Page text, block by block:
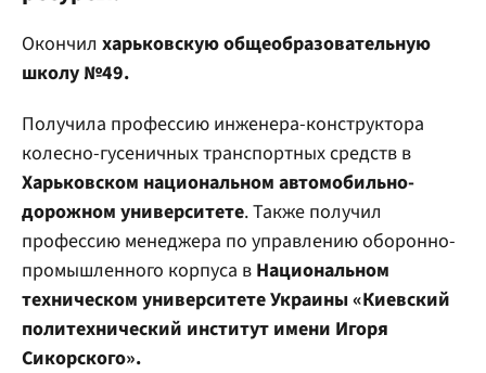
Окончил харьковскую общеобразовательную
школу №49.
Получила профессию инженера-конструктора
колесно-гусеничных транспортных средств в
Харьковском национальном автомобильно-
дорожном университете. Также получил
профессию менеджера по управлению оборонно-
промышленного корпуса в Национальном
техническом университете Украины «Киевский
политехнический институт имени Игоря
Сикорского».